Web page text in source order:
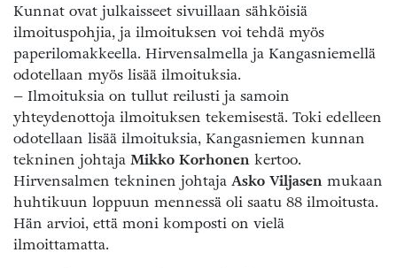
Kunnat ovat julkaisseet sivuillaan sähköisiä
ilmoituspohjia, ja ilmoituksen voi tehdä myös
paperilomakkeella. Hirvensalmella ja Kangasniemellä
odotellaan myös lisää ilmoituksia.
– Ilmoituksia on tullut reilusti ja samoin
yhteydenottoja ilmoituksen tekemisestä. Toki edelleen
odotellaan lisää ilmoituksia, Kangasniemen kunnan
tekninen johtaja Mikko Korhonen kertoo.
Hirvensalmen tekninen johtaja Asko Viljasen mukaan
huhtikuun loppuun mennessä oli saatu 88 ilmoitusta.
Hän arvioi, että moni komposti on vielä
ilmoittamatta.